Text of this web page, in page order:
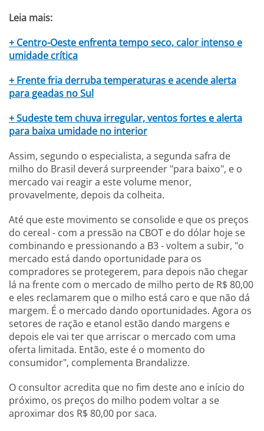
Leia mais:
+ Centro-Oeste enfrenta tempo seco, calor intenso e
umidade crítica
+ Frente fria derruba temperaturas e acende alerta
para geadas no Sul
+ Sudeste tem chuva irregular, ventos fortes e alerta
para baixa umidade no interior
Assim, segundo o especialista, a segunda safra de
milho do Brasil deverá surpreender "para baixo", e o
mercado vai reagir a este volume menor,
provavelmente, depois da colheita.
Até que este movimento se consolide e que os preços
do cereal - com a pressão na CBOT e do dólar hoje se
combinando e pressionando a B3 - voltem a subir, "o
mercado está dando oportunidade para os
compradores se protegerem, para depois não chegar
lá na frente com o mercado de milho perto de R$ 80,00
e eles reclamarem que o milho está caro e que não dá
margem. É o mercado dando oportunidades. Agora os
setores de ração e etanol estão dando margens e
depois ele vai ter que arriscar o mercado com uma
oferta limitada. Então, este é o momento do
consumidor", complementa Brandalizze.
O consultor acredita que no fim deste ano e início do
próximo, os preços do milho podem voltar a se
aproximar dos R$ 80,00 por saca.